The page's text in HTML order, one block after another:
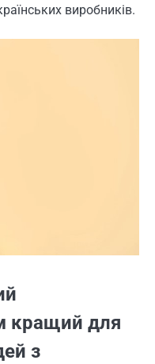
виробників.
кращий для
з